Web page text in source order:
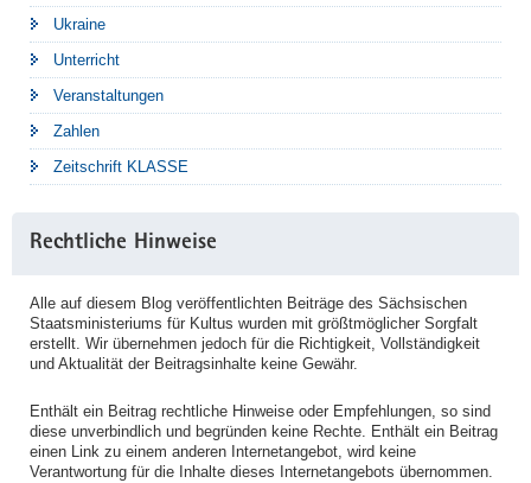
Ukraine
Unterricht
Veranstaltungen
Zahlen
Zeitschrift KLASSE
Rechtliche Hinweise
Alle auf diesem Blog veröffentlichten Beiträge des Sächsischen
Staatsministeriums für Kultus wurden mit größtmöglicher Sorgfalt
erstellt. Wir übernehmen jedoch für die Richtigkeit, Vollständigkeit
und Aktualität der Beitragsinhalte keine Gewähr.
Enthält ein Beitrag rechtliche Hinweise oder Empfehlungen, so sind
diese unverbindlich und begründen keine Rechte. Enthält ein Beitrag
einen Link zu einem anderen Internetangebot, wird keine
Verantwortung für die Inhalte dieses Internetangebots übernommen.